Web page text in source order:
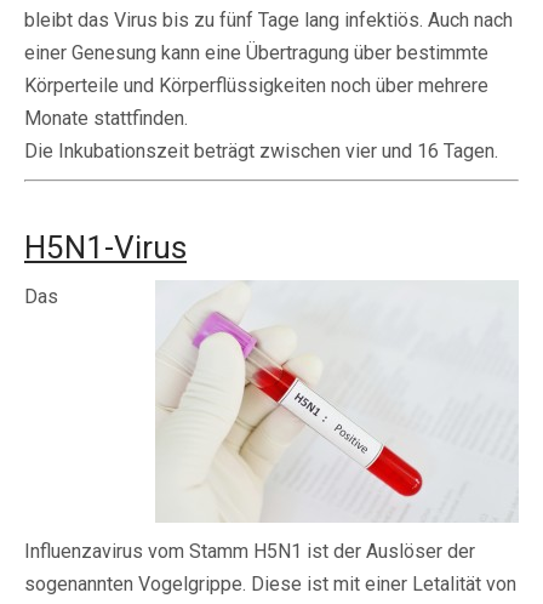
bleibt das Virus bis zu fünf Tage lang infektiös. Auch nach
einer Genesung kann eine Übertragung über bestimmte
Körperteile und Körperflüssigkeiten noch über mehrere
Monate stattfinden.
Die Inkubationszeit beträgt zwischen vier und 16 Tagen.
H5N1-Virus
Das
Influenzavirus vom Stamm H5N1 ist der Auslöser der
sogenannten Vogelgrippe. Diese ist mit einer Letalität von